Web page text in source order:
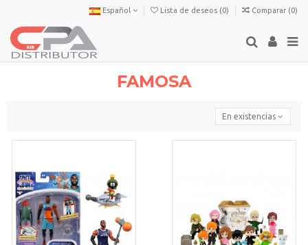
Español Lista de deseos (0) Comparar (0)
FAMOSA
En existencias